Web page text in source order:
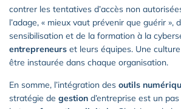
contrer les tentatives d’accès non
l’adage, « mieux vaut prévenir que guérir »,
sensibilisation et de la formation à la
entrepreneurs et leurs équipes. Une
être instaurée dans chaque organisation.
En somme, l’intégration des outils
stratégie de gestion d’entreprise est un